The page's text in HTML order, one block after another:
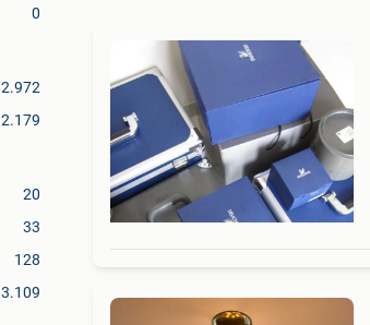
0
2.972
2.179
20
33
128
3.109